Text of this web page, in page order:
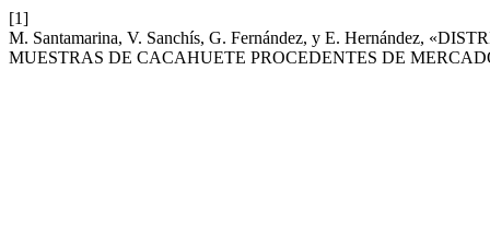
[1]
M. Santamarina, V. Sanchís, G. Fernández, y E. Hernández,
MUESTRAS DE CACAHUETE PROCEDENTES DE